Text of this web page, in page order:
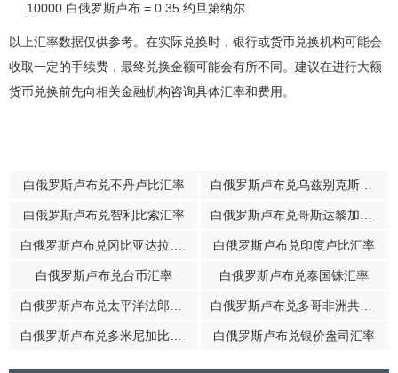
10000 白俄罗斯卢布 = 0.35 约旦第纳尔
以上汇率数据仅供参考。在实际兑换时，银行或货币兑换机构可能会
收取一定的手续费，最终兑换金额可能会有所不同。建议在进行大额
货币兑换前先向相关金融机构咨询具体汇率和费用。
白俄罗斯卢布兑不丹卢比汇率
白俄罗斯卢布兑智利比索汇率
白俄罗斯卢布兑印度卢比汇率
白俄罗斯卢布兑台币汇率 白俄罗斯卢布兑泰国铢汇率
白俄罗斯卢布兑银价盎司汇率